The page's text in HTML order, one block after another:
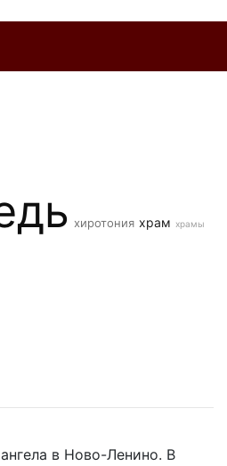
хиротония храм храмы
в Ново-Ленино. В